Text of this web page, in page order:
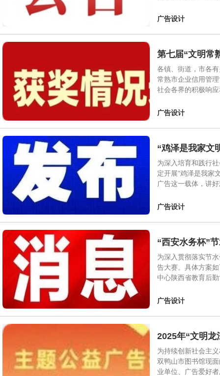
广告设计
第七届“文明常
各镇、街道，市各
常熟市企业信用管
社会各界的积极响
广告设计
“鸡泽是我家文
为深入培育和践行
定开展“鸡泽是我家
广告这一载体，讲
广告设计
“西安水务杯”
为深入贯彻落实节
告大赛。具体方案
中心陕西省教育后
广告设计
2025年“文明龙
为持续创新社会主
双鸭山市图书馆现
业单位、广告爱好